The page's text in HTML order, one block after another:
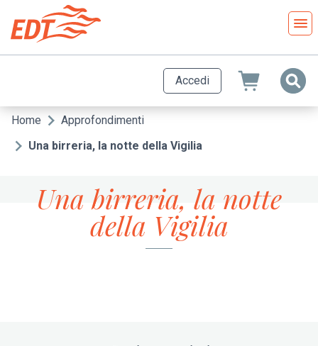
contenuto
principale
Accedi
Briciole
di
Home
Approfondimenti
Una birreria, la notte della Vigilia
Una birreria, la notte
della Vigilia